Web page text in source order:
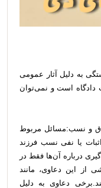
به دلیل آثار عمومی
دادگاه است و نمی‌توان
و نسب:مسائل مربوط
یا نفی نسب فرزند
درباره آن‌ها فقط در
از این دعاوی، مانند
دعاوی به دلیل